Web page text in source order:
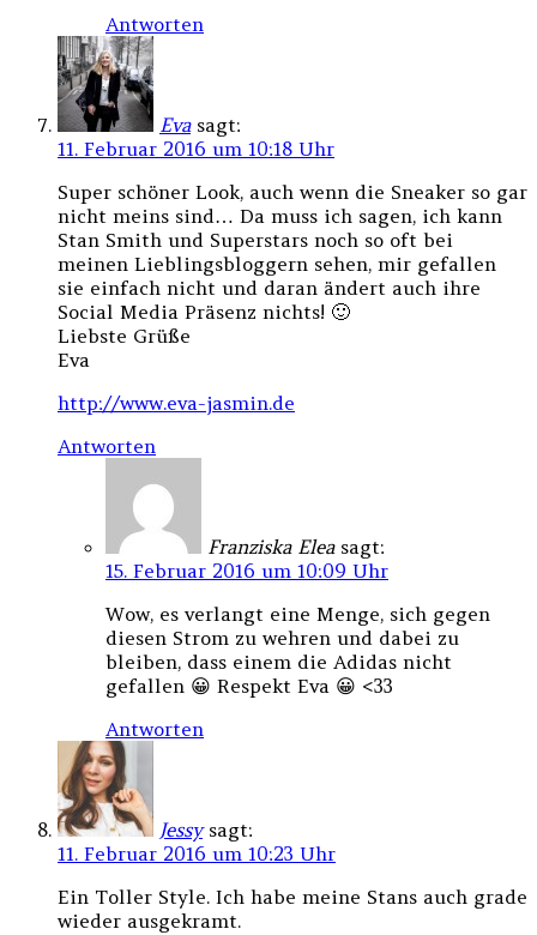
Antworten
Eva sagt:
11. Februar 2016 um 10:18 Uhr
Super schöner Look, auch wenn die Sneaker so gar
nicht meins sind… Da muss ich sagen, ich kann
Stan Smith und Superstars noch so oft bei
meinen Lieblingsbloggern sehen, mir gefallen
sie einfach nicht und daran ändert auch ihre
Social Media Präsenz nichts! 🙂
Liebste Grüße
Eva
http://www.eva-jasmin.de
Antworten
Franziska Elea sagt:
15. Februar 2016 um 10:09 Uhr
Wow, es verlangt eine Menge, sich gegen
diesen Strom zu wehren und dabei zu
bleiben, dass einem die Adidas nicht
gefallen 😀 Respekt Eva 😀 <33
Antworten
Jessy sagt:
11. Februar 2016 um 10:23 Uhr
Ein Toller Style. Ich habe meine Stans auch grade
wieder ausgekramt.